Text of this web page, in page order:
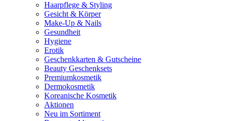
Haarpflege & Styling
Gesicht & Körper
Make-Up & Nails
Gesundheit
Hygiene
Erotik
Geschenkkarten & Gutscheine
Beauty Geschenksets
Premiumkosmetik
Dermokosmetik
Koreanische Kosmetik
Aktionen
Neu im Sortiment